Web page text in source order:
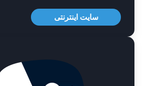
سایت اینترنتی